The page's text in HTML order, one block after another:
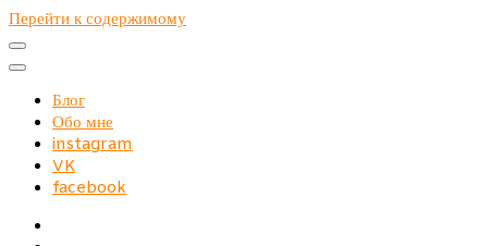
Перейти к содержимому
Блог
Обо мне
instagram
VK
facebook